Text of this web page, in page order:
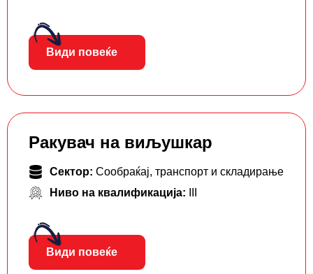
Види повеќе
Ракувач на виљушкар
Сектор: Сообраќај, транспорт и складирање
Ниво на квалификација:
Види повеќе